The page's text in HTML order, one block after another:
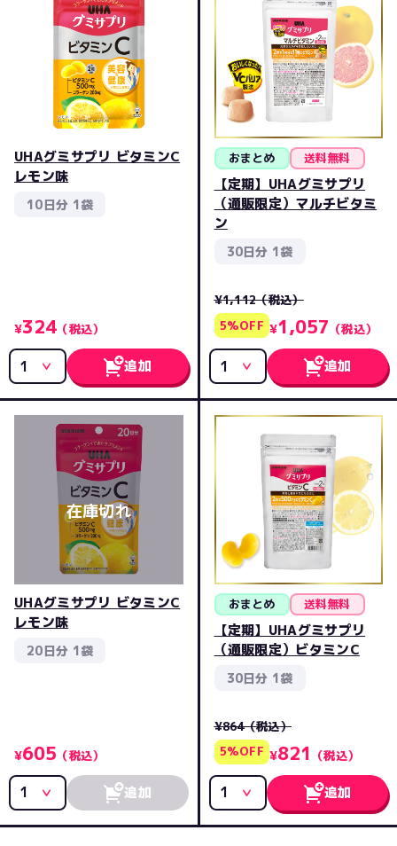
UHAグミサプリ ビタミンC
レモン味
10日分 1袋
¥324 （税込）
追加
おまとめ 送料無料
【定期】UHAグミサプリ
（通販限定）マルチビタミ
ン
30日分 1袋
¥1,112（税込）
5%OFF ¥1,057 （税込）
追加
UHAグミサプリ ビタミンC
レモン味
20日分 1袋
¥605 （税込）
追加
おまとめ 送料無料
【定期】UHAグミサプリ
（通販限定）ビタミンC
30日分 1袋
¥864（税込）
5%OFF ¥821 （税込）
追加